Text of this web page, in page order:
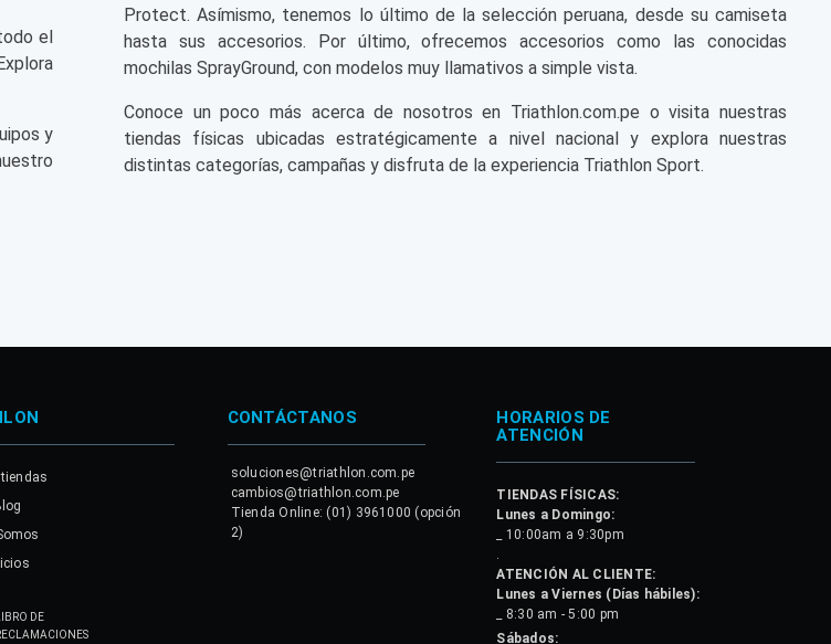
el
y
Protect. Asímismo, tenemos lo último de la selección peruana, desde su camiseta
hasta sus accesorios. Por último, ofrecemos accesorios como las conocidas
mochilas SprayGround, con modelos muy llamativos a simple vista.
Conoce un poco más acerca de nosotros en Triathlon.com.pe o visita nuestras
tiendas físicas ubicadas estratégicamente a nivel nacional y explora nuestras
distintas categorías, campañas y disfruta de la experiencia Triathlon Sport.
LIBRO DE
CONTÁCTANOS
soluciones@triathlon.com.pe
cambios@triathlon.com.pe
Tienda Online: (01) 3961000 (opción
2)
HORARIOS DE
ATENCIÓN
TIENDAS FÍSICAS:
Lunes a Domingo:
_ 10:00am a 9:30pm
ATENCIÓN AL CLIENTE:
Lunes a Viernes (Días hábiles):
_ 8:30 am - 5:00 pm
Sábados: